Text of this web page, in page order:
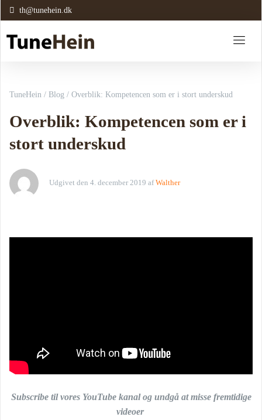
th@tunehein.dk
TuneHein / Blog / Overblik: Kompetencen som er i stort underskud
Overblik: Kompetencen som er i
stort underskud
Udgivet den 4. december 2019 af Walther
Subscribe til vores YouTube kanal og undgå at misse fremtidige
videoer